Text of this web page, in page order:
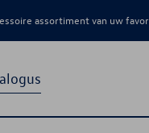
assortiment van uw